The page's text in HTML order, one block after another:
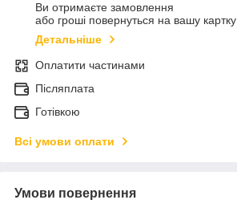
Ви отримаєте замовлення
або гроші повернуться на вашу картку
Детальніше
Оплатити частинами
Післяплата
Готівкою
Всі умови оплати
Умови повернення